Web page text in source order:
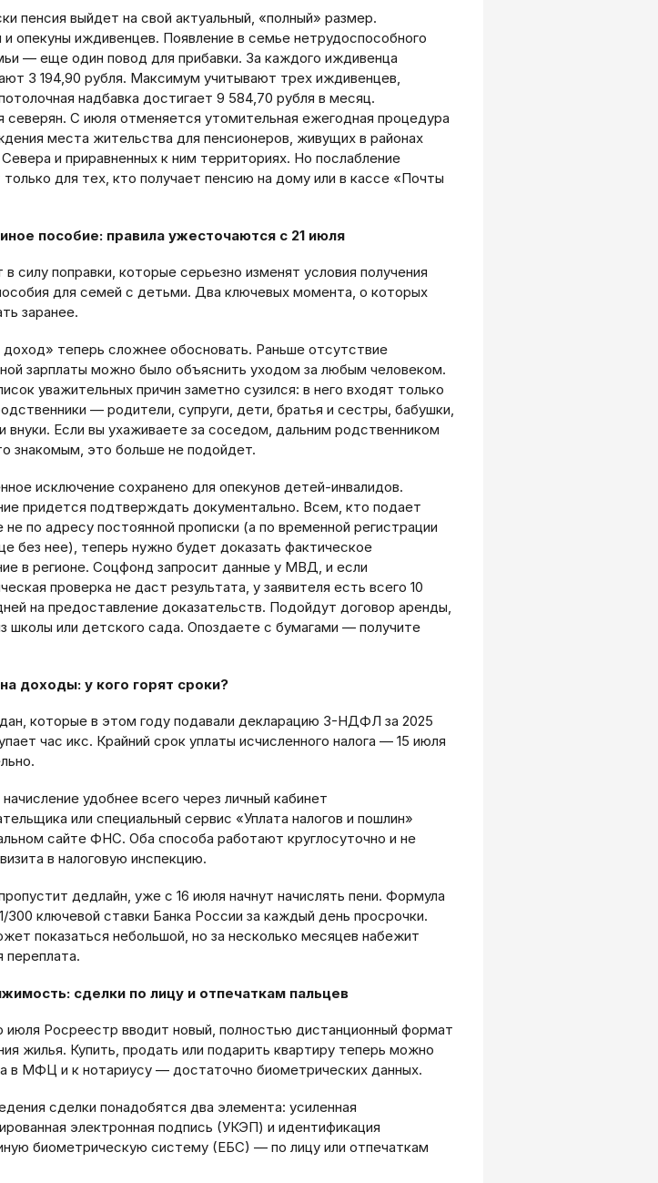
пенсия выйдет на свой актуальный, «полный» размер.
и опекуны иждивенцев. Появление в семье нетрудоспособного
— еще один повод для прибавки. За каждого иждивенца
3 194,90 рубля. Максимум учитывают трех иждивенцев,
надбавка достигает 9 584,70 рубля в месяц.
северян. С июля отменяется утомительная ежегодная процедура
места жительства для пенсионеров, живущих в районах
и приравненных к ним территориях. Но послабление
для тех, кто получает пенсию на дому или в кассе «Почты
пособие: правила ужесточаются с 21 июля
силу поправки, которые серьезно изменят условия получения
для семей с детьми. Два ключевых момента, о которых
заранее.
доход» теперь сложнее обосновать. Раньше отсутствие
зарплаты можно было объяснить уходом за любым человеком.
уважительных причин заметно сузился: в него входят только
— родители, супруги, дети, братья и сестры, бабушки,
внуки. Если вы ухаживаете за соседом, дальним родственником
знакомым, это больше не подойдет.
исключение сохранено для опекунов детей-инвалидов.
придется подтверждать документально. Всем, кто подает
не по адресу постоянной прописки (а по временной регистрации
без нее), теперь нужно будет доказать фактическое
в регионе. Соцфонд запросит данные у МВД, и если
проверка не даст результата, у заявителя есть всего 10
на предоставление доказательств. Подойдут договор аренды,
школы или детского сада. Опоздаете с бумагами — получите
на доходы: у кого горят сроки?
которые в этом году подавали декларацию 3-НДФЛ за 2025
час икс. Крайний срок уплаты исчисленного налога — 15 июля
удобнее всего через личный кабинет
или специальный сервис «Уплата налогов и пошлин»
сайте ФНС. Оба способа работают круглосуточно и не
в налоговую инспекцию.
дедлайн, уже с 16 июля начнут начислять пени. Формула
300 ключевой ставки Банка России за каждый день просрочки.
показаться небольшой, но за несколько месяцев набежит
переплата.
сделки по лицу и отпечаткам пальцев
июля Росреестр вводит новый, полностью дистанционный формат
жилья. Купить, продать или подарить квартиру теперь можно
в МФЦ и к нотариусу — достаточно биометрических данных.
сделки понадобятся два элемента: усиленная
электронная подпись (УКЭП) и идентификация
биометрическую систему (ЕБС) — по лицу или отпечаткам